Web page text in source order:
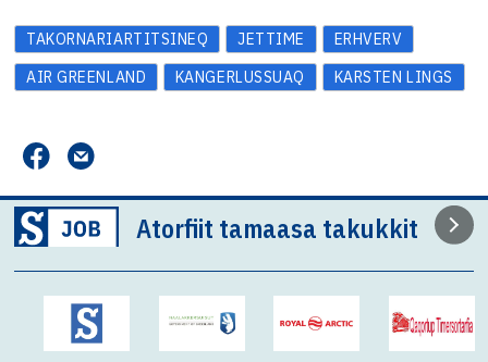
TAKORNARIARTITSINEQ JETTIME
ERHVERV
AIR GREENLAND
KANGERLUSSUAQ KARSTEN LINGS
Atorfiit tamaasa takukkit